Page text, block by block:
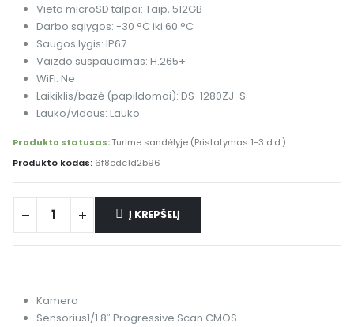
Vieta microSD talpai: Taip, 512GB
Darbo sąlygos: -30 °C iki 60 °C
Saugos lygis: IP67
Vaizdo suspaudimas: H.265+
WiFi: Ne
Laikiklis/bazė (papildomai): DS-1280ZJ-S
Lauko/vidaus: Lauko
Produkto statusas:Turime sandėlyje (Pristatymas 1-3 d.d.)
Produkto kodas: 6f8cdc1d2b96
Į KREPŠELĮ
Kamera
Sensorius1/1.8″ Progressive Scan CMOS